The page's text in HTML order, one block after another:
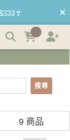
🚛
❗
🌞 搜尋
9 商品